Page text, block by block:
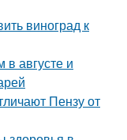
виноград к
в августе и
Пензу от